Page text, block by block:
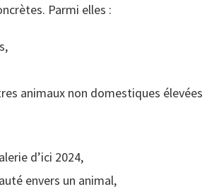
Parmi elles :
animaux non domestiques élevées
d’ici 2024,
envers un animal,